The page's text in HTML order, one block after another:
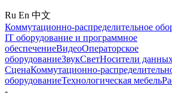
Ru En 中文
Коммутационно-распределительное
IT оборудование и программное
обеспечениеВидеоОператорское
оборудованиеЗвукСветНосители
СценаКоммутационно-
оборудованиеТехнологическая мебель
-